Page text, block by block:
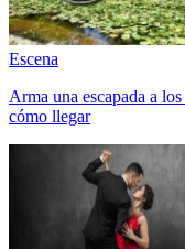
Escena
Arma una escapada a los
cómo llegar